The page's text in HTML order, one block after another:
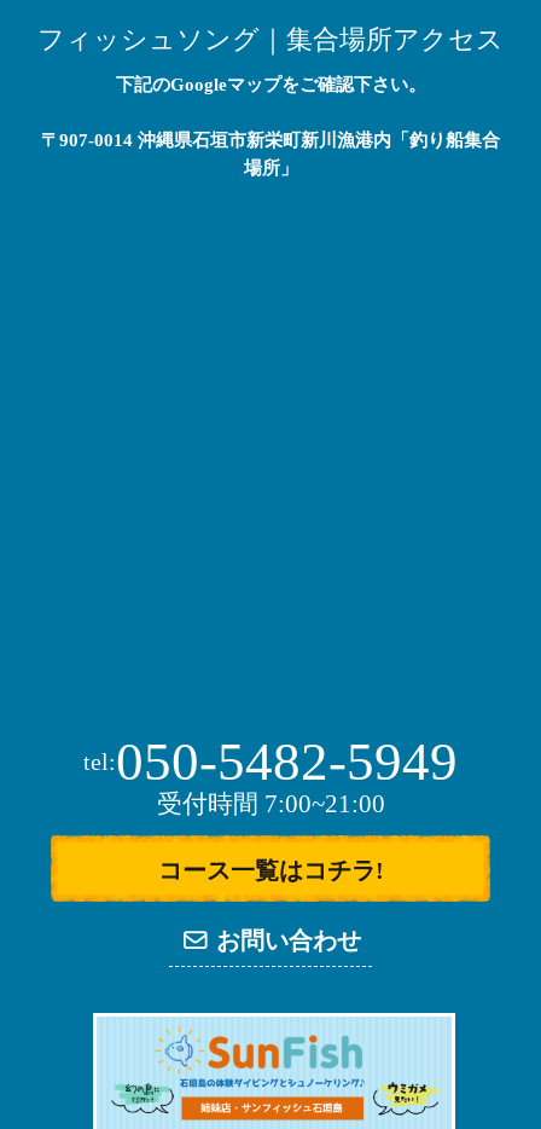
フィッシュソング｜集合場所アクセス
下記のGoogleマップをご確認下さい。
〒907-0014 沖縄県石垣市新栄町新川漁港内「釣り船集合
場所」
tel:050-5482-5949
受付時間 7:00~21:00
コース一覧はコチラ!
お問い合わせ